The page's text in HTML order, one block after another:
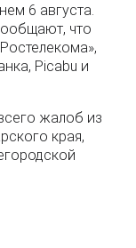
6 августа.
что
Picabu и
жалоб из
края,